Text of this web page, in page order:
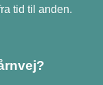
tid til anden.